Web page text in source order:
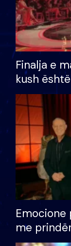
Finalja e
kush
shtëpinë
të fituar
Emocione
me